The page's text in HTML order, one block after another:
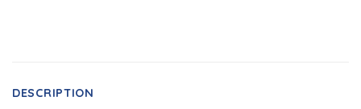
DESCRIPTION